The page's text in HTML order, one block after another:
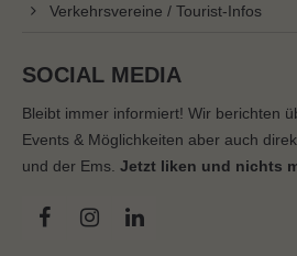
Verkehrsvereine / Tourist-Infos
SOCIAL MEDIA
Bleibt immer informiert! Wir berichten
Events & Möglichkeiten aber auch
und der Ems. Jetzt liken und nichts